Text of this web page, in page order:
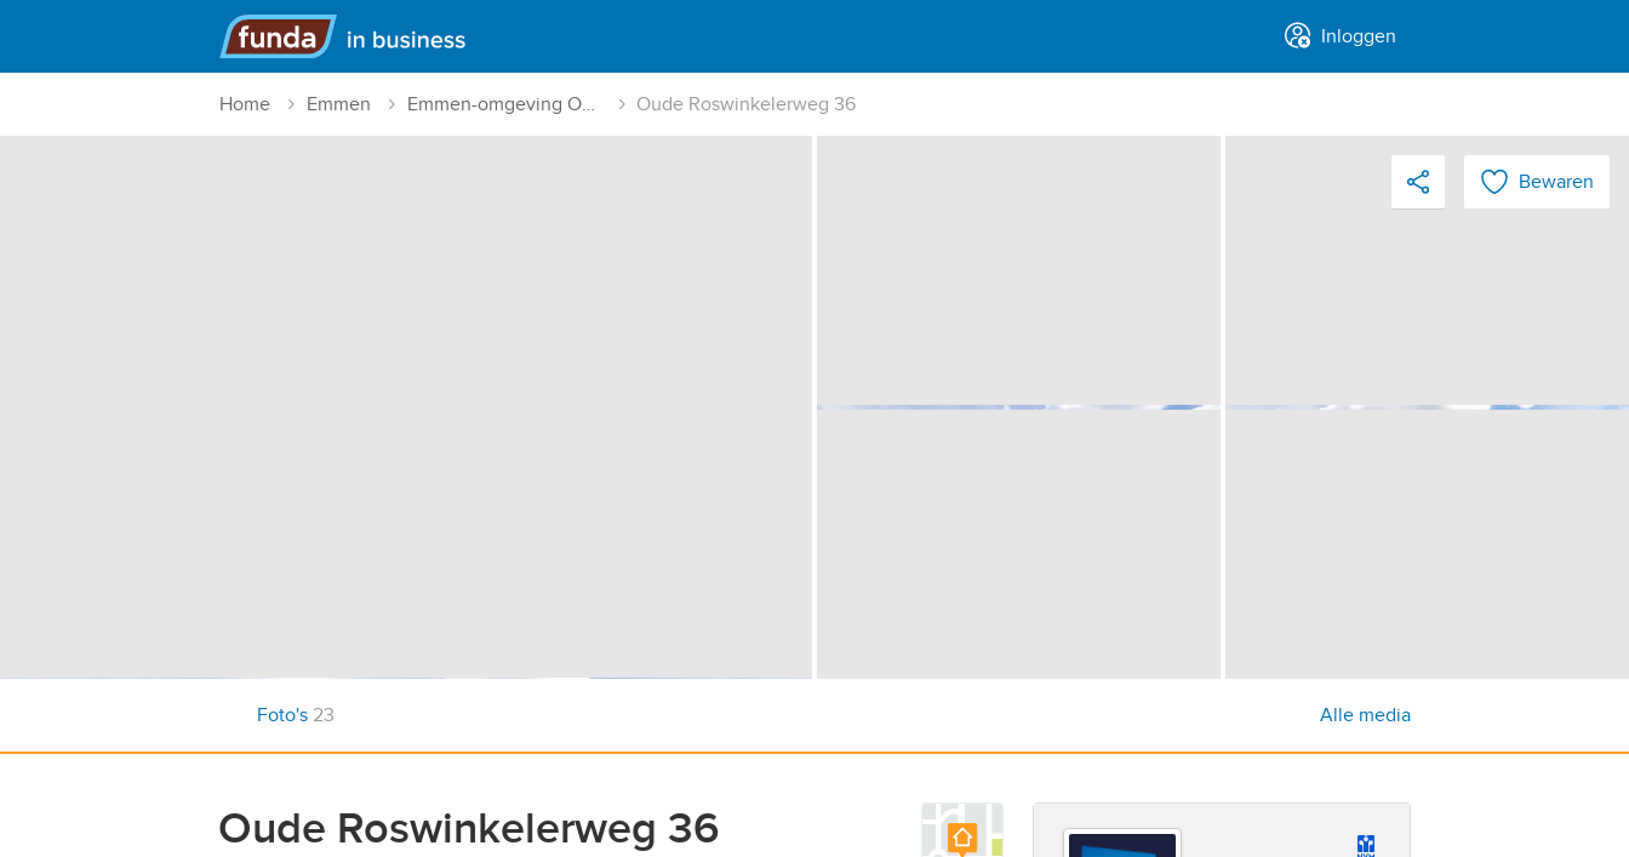
Hoofdmenu
Inloggen
Home Emmen Emmen-omgeving Oude Roswinkelerweg Oude Roswinkelerweg 36
Bewaren
Foto's 23 Alle media
Oude Roswinkelerweg 36